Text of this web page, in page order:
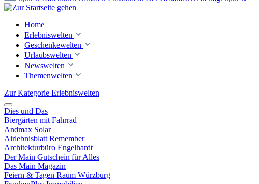
Home
Erlebniswelten
Geschenkewelten
Urlaubswelten
Newswelten
Themenwelten
Zur Kategorie Erlebniswelten
Dies und Das
Biergärten mit Fahrrad
Andmax Solar
Airlebnisblatt Remember
Architekturbüro Engelhardt
Der Main Gutschein für Alles
Das Main Magazin
Feiern & Tagen Raum Würzburg